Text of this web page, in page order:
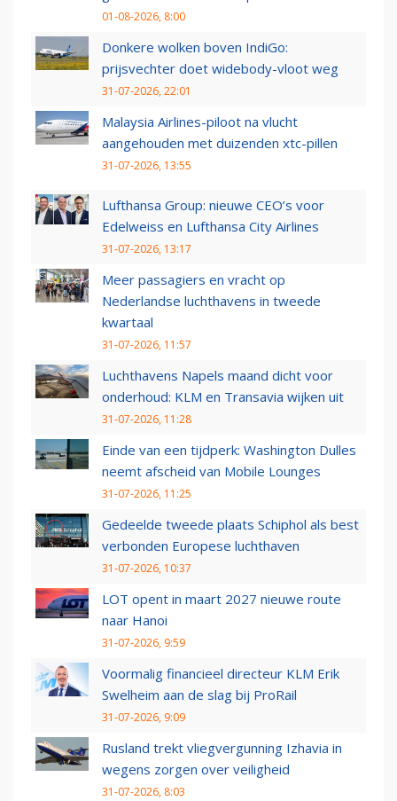
01-08-2026, 8:00
Donkere wolken boven IndiGo:
prijsvechter doet widebody-vloot weg
31-07-2026, 22:01
Malaysia Airlines-piloot na vlucht
aangehouden met duizenden xtc-pillen
31-07-2026, 13:55
Lufthansa Group: nieuwe CEO’s voor
Edelweiss en Lufthansa City Airlines
31-07-2026, 13:17
Meer passagiers en vracht op
Nederlandse luchthavens in tweede
kwartaal
31-07-2026, 11:57
Luchthavens Napels maand dicht voor
onderhoud: KLM en Transavia wijken uit
31-07-2026, 11:28
Einde van een tijdperk: Washington Dulles
neemt afscheid van Mobile Lounges
31-07-2026, 11:25
Gedeelde tweede plaats Schiphol als best
verbonden Europese luchthaven
31-07-2026, 10:37
LOT opent in maart 2027 nieuwe route
naar Hanoi
31-07-2026, 9:59
Voormalig financieel directeur KLM Erik
Swelheim aan de slag bij ProRail
31-07-2026, 9:09
Rusland trekt vliegvergunning Izhavia in
wegens zorgen over veiligheid
31-07-2026, 8:03